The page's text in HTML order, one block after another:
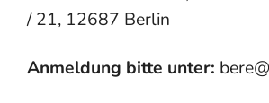
/ 21, 12687 Berlin
Anmeldung bitte unter: